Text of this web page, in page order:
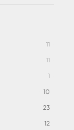
11
11
1
10
23
12